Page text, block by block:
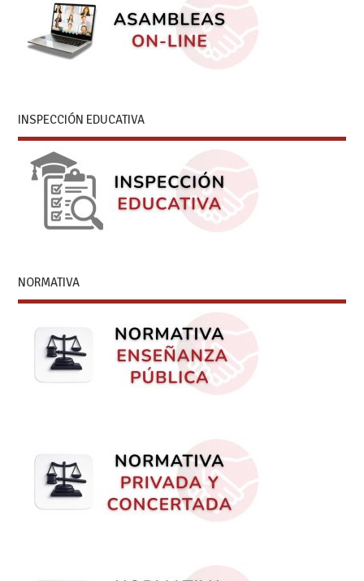
INSPECCIÓN EDUCATIVA
NORMATIVA